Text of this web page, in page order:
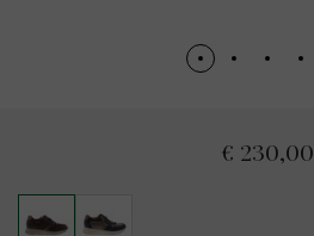
€ 230,00